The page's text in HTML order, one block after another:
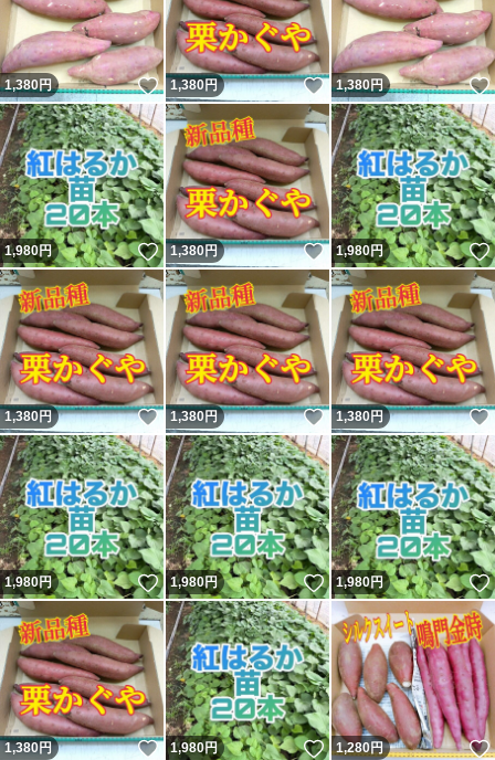
1,380円 いいね！
1,380円 いいね！
1,380円
1,980円 いいね！
1,380円 いいね！
1,980円
1,380円 いいね！
1,380円 いいね！
1,380円
1,980円 いいね！
1,980円 いいね！
1,980円
1,380円 いいね！
1,980円 いいね！
1,280円